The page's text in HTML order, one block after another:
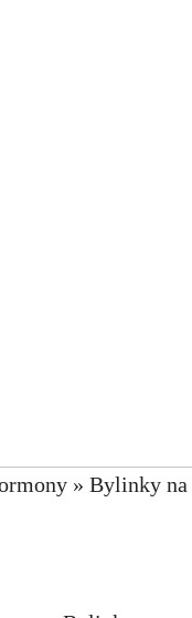
» Bylinky na